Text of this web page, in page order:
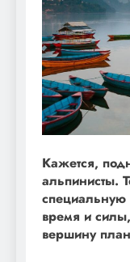
Кажется,
альпинисты.
специальную
время и
вершину